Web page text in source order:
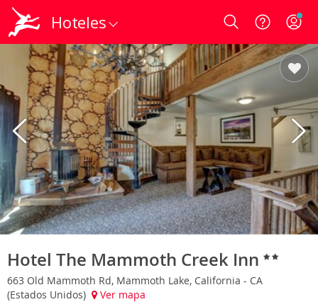
Hoteles Login
Hotel The Mammoth Creek Inn
663 Old Mammoth Rd, Mammoth Lake, California - CA
(Estados Unidos)
Ver mapa